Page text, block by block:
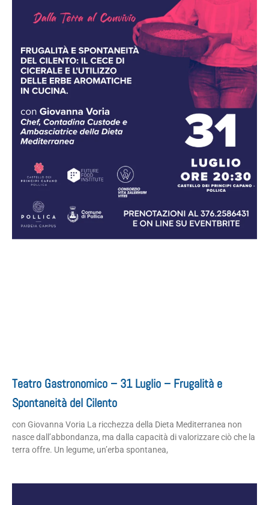
Teatro Gastronomico – 31 Luglio – Frugalità e
Spontaneità del Cilento
con Giovanna Voria La ricchezza della Dieta Mediterranea non
nasce dall’abbondanza, ma dalla capacità di valorizzare ciò che la
terra offre. Un legume, un’erba spontanea,